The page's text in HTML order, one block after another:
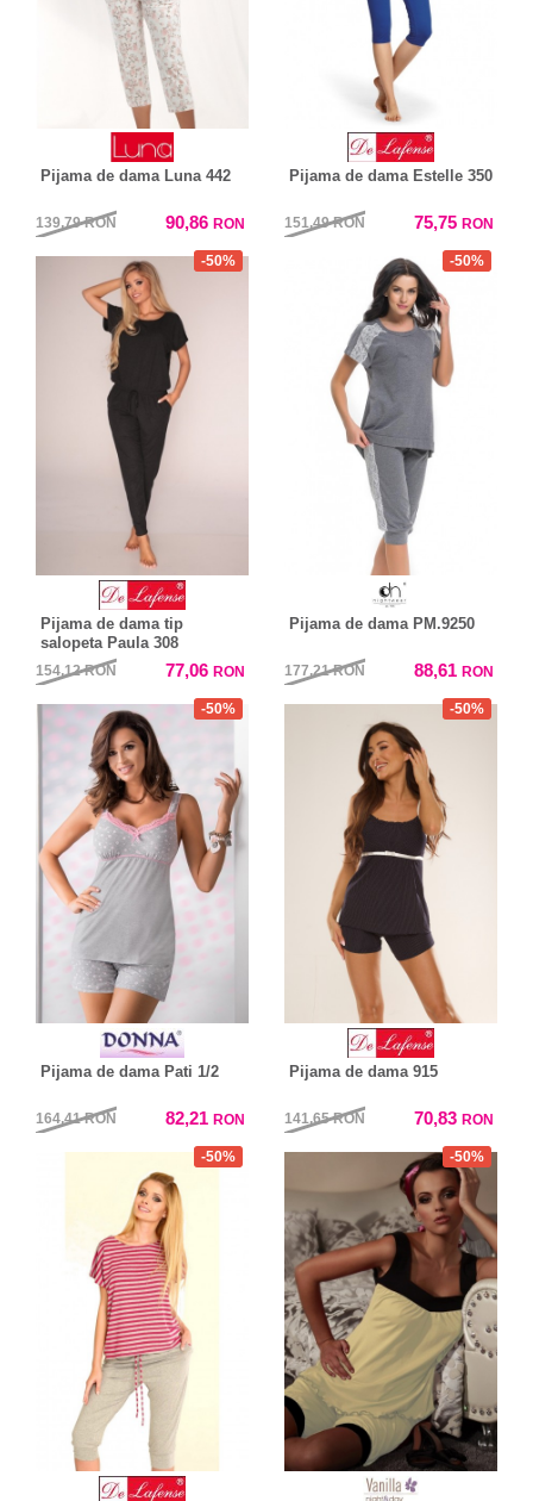
Pijama de dama Luna 442
139,79RON 90,86 RON
Pijama de dama Estelle 350
151,49RON 75,75 RON
-50%
Pijama de dama tip
salopeta Paula 308
154,12RON 77,06 RON
-50%
Pijama de dama PM.9250
177,21RON 88,61 RON
-50%
Pijama de dama Pati 1/2
164,41RON 82,21 RON
-50%
Pijama de dama 915
141,65RON 70,83 RON
-50% -50%